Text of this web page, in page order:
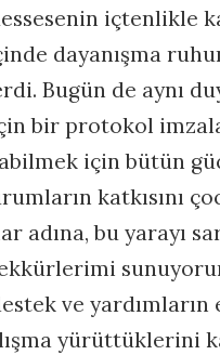
içtenlikle
dayanışma
Bugün de aynı
bir protokol
için bütün
katkısını
adına, bu yarayı
ve
yürüttüklerini